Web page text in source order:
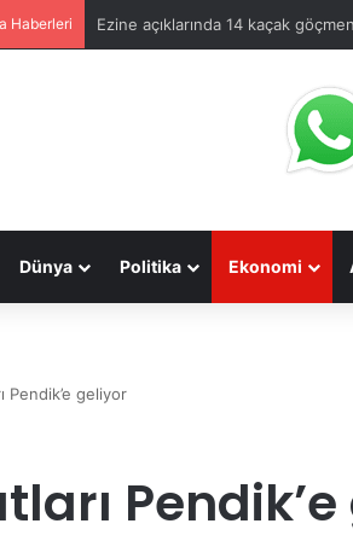
Haberleri Ezine açıklarında 14 kaçak
Dünya Politika Ekonomi
Pendik’e geliyor